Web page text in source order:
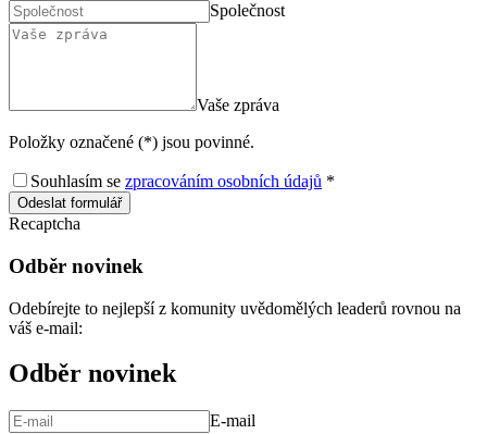
Společnost
Vaše zpráva
Položky označené (*) jsou povinné.
Souhlasím se zpracováním osobních údajů *
Odeslat formulář
Recaptcha
Odběr novinek
Odebírejte to nejlepší z komunity uvědomělých leaderů rovnou na
váš e-mail:
Odběr novinek
E-mail